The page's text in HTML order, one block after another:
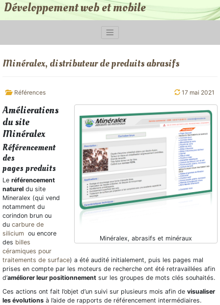
Développement web et mobile
Minéralex, distributeur de produits abrasifs
Références 17 mai 2021
Minéralex, abrasifs et minéraux
Améliorations
du site
Minéralex
Référencement
des
pages produits
Le référencement
naturel du site
Mineralex (qui vend
notamment du
corindon brun ou
du carbure de
silicium ou encore
des billes
céramiques pour
traitements de surface) a été audité initialement, puis les pages mal
prises en compte par les moteurs de recherche ont été retravaillées afin
d’améliorer leur positionnement sur les groupes de mots clés souhaités.
Ces actions ont fait l’objet d’un suivi sur plusieurs mois afin de visualiser
les évolutions à l’aide de rapports de référencement intermédiaires.